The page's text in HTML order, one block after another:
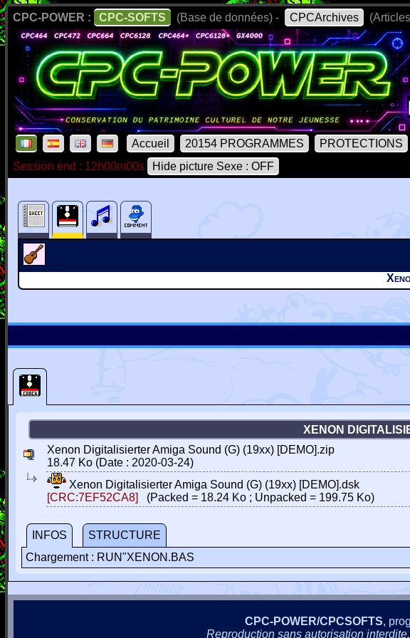
CPC-POWER : CPC-SOFTS (Base de données) - CPCArchives
Accueil 20154 PROGRAMMES PROTECTIONS
Session end : 12h00m00s
Hide picture Sexe : OFF
XENON
Xenon Digitalisierter Amiga Sound (G) (19xx) [DEMO].zip
18.47 Ko (Date : 2020-03-24)
Xenon Digitalisierter Amiga Sound (G) (19xx) [DEMO].dsk
[CRC:7EF52CA8]
(Packed = 18.24 Ko ; Unpacked = 199.75 Ko)
INFOS
STRUCTURE
Chargement : RUN"XENON.BAS
CPC-POWER/CPCSOFTS,
Reproduction sans autorisation